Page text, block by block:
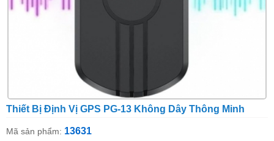
Thiết Bị Định Vị GPS PG-13 Không Dây Thông Minh
Mã sản phẩm: 13631